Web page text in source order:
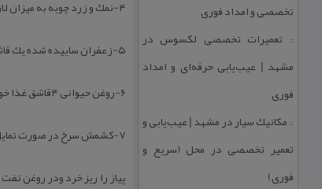
تخصصی و امداد فوری
:: تعمیرات تخصصی لكسوس در
مشهد | عیب‌یابی حرفه‌ای و امداد
فوری
:: مكانیك سیار در مشهد | عیب‌یابی و
تعمیر تخصصی در محل (سریع و
فوری)
۴-نمك و زرد چوبه به میزان لازم
۵-زعفران ساییده شده یك قاشق غذا خوری
۶-روغن حیوانی ۴قاشق غذا خوری
۷-كشمش سرخ در صورت تمایل ۱ پیمانه
پیاز را ریز خرد ودر روغن